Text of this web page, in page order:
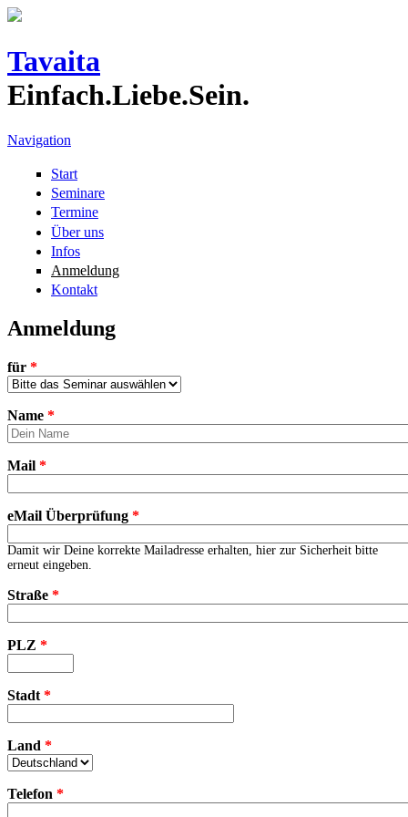
Direkt zum Inhalt
Tavaita
Einfach.Liebe.Sein.
Navigation
Start
Seminare
Termine
Über uns
Infos
Anmeldung
Kontakt
Anmeldung
für *
Name *
Mail *
eMail Überprüfung *
Damit wir Deine korrekte Mailadresse erhalten, hier zur Sicherheit bitte
erneut eingeben.
Straße *
PLZ *
Stadt *
Land *
Telefon *